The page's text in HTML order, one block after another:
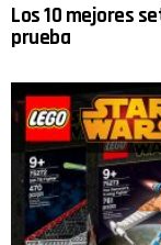
Los 10 mejores
prueba